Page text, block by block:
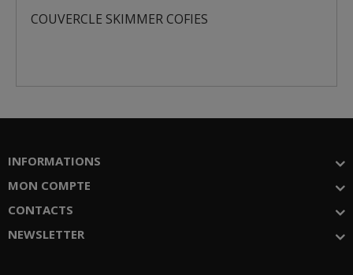
COUVERCLE SKIMMER COFIES
INFORMATIONS
MON COMPTE
CONTACTS
NEWSLETTER